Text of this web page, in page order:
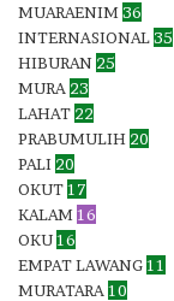
MUARAENIM36
INTERNASIONAL35
HIBURAN 25
MURA 23
LAHAT 22
PRABUMULIH 20
PALI 20
OKUT17
KALAM16
OKU16
EMPAT LAWANG11
MURATARA 10